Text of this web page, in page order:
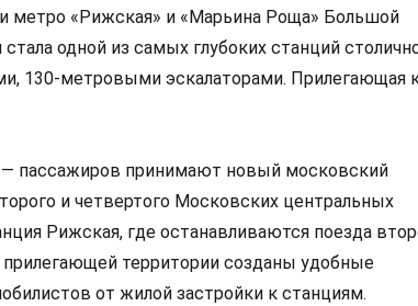
метро «Рижская» и «Марьина Роща» Большой
одной из самых глубоких станций
130-метровыми эскалаторами. Прилегающая
пассажиров принимают новый московский
и четвертого Московских центральных
Рижская, где останавливаются поезда
прилегающей территории созданы удобные
от жилой застройки к станциям.